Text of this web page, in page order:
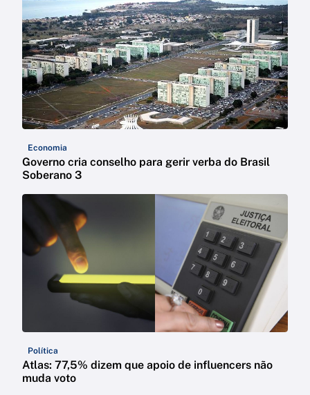
Economia
Governo cria conselho para gerir verba do Brasil
Soberano 3
Política
Atlas: 77,5% dizem que apoio de influencers não
muda voto